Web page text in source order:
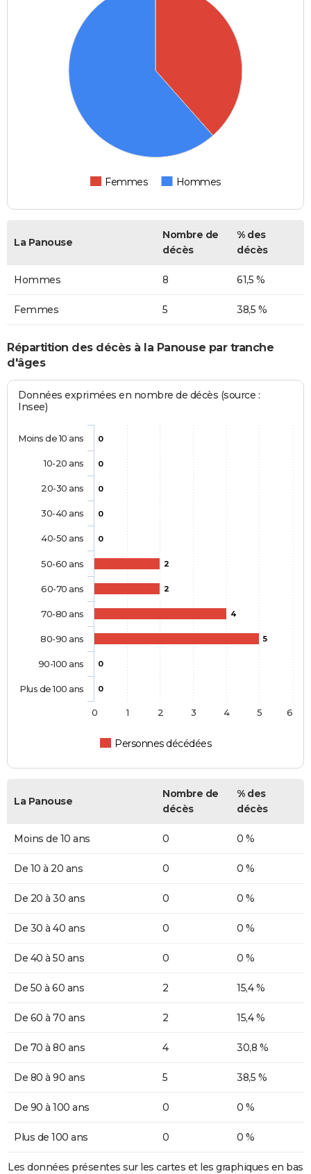
Femmes Hommes
La Panouse
Nombre de
décès
% des
décès
Hommes 8 61,5 %
Femmes 5 38,5 %
Répartition des décès à la Panouse par tranche
d'âges
Données exprimées en nombre de décès (source :
Insee)
0
0
0
0
0
2
2
4
5
0
0
Personnes décédées
Moins de 10 ans
10-20 ans
20-30 ans
30-40 ans
40-50 ans
50-60 ans
60-70 ans
70-80 ans
80-90 ans
90-100 ans
Plus de 100 ans
0 1 2 3 4 5 6
La Panouse
Nombre de
décès
% des
décès
Moins de 10 ans 0 0 %
De 10 à 20 ans 0 0 %
De 20 à 30 ans 0 0 %
De 30 à 40 ans 0 0 %
De 40 à 50 ans 0 0 %
De 50 à 60 ans 2 15,4 %
De 60 à 70 ans 2 15,4 %
De 70 à 80 ans 4 30,8 %
De 80 à 90 ans 5 38,5 %
De 90 à 100 ans 0 0 %
Plus de 100 ans 0 0 %
Les données présentes sur les cartes et les graphiques en bas